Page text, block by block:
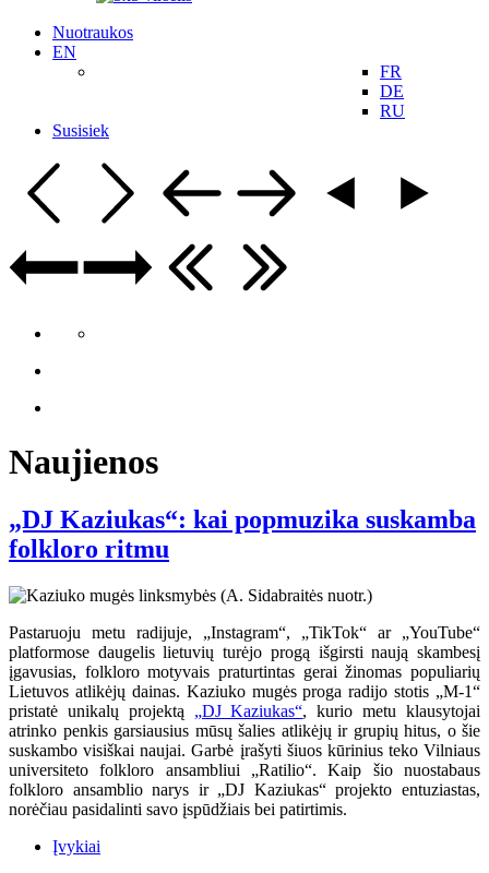
Nuotraukos
EN
FR
DE
RU
Susisiek
Naujienos
„DJ Kaziukas“: kai popmuzika suskamba
folkloro ritmu
Pastaruoju metu radijuje, „Instagram“, „TikTok“ ar „YouTube“
platformose daugelis lietuvių turėjo progą išgirsti naują skambesį
įgavusias, folkloro motyvais praturtintas gerai žinomas populiarių
Lietuvos atlikėjų dainas. Kaziuko mugės proga radijo stotis „M-1“
pristatė unikalų projektą „DJ Kaziukas“, kurio metu klausytojai
atrinko penkis garsiausius mūsų šalies atlikėjų ir grupių hitus, o šie
suskambo visiškai naujai. Garbė įrašyti šiuos kūrinius teko Vilniaus
universiteto folkloro ansambliui „Ratilio“. Kaip šio nuostabaus
folkloro ansamblio narys ir „DJ Kaziukas“ projekto entuziastas,
norėčiau pasidalinti savo įspūdžiais bei patirtimis.
Įvykiai